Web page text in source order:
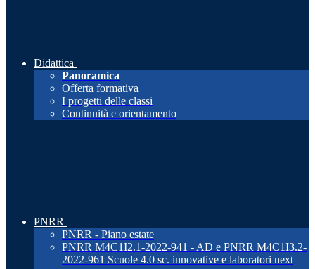
Didattica
Panoramica
Offerta formativa
I progetti delle classi
Continuità e orientamento
PNRR
PNRR - Piano estate
PNRR M4C1I2.1-2022-941 - AD e PNRR M4C1I3.2-
2022-961 Scuole 4.0 sc. innovative e laboratori next